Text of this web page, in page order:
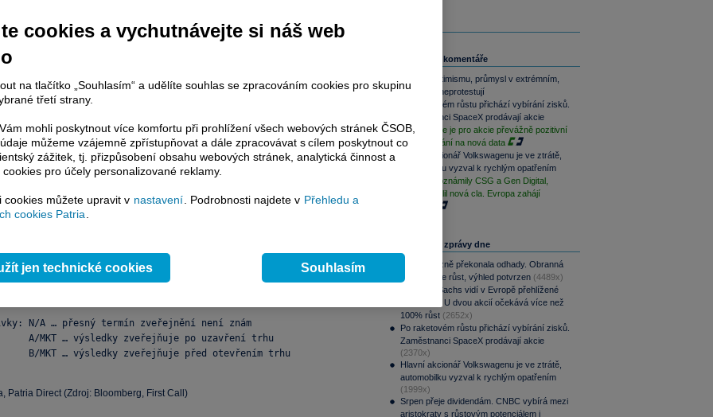
Z hlediska pohybu kurzu akcie je důležité porovnání skutečně dosaženého
s očekáváním trhu.
SPOLEČNOSTI **  OčEK. EPS V $/AKCII  ZVEŘEJNĚNÍ
CORP		0,097		N/A
- - 		N/A
0,428		N/A
0,277		6:00
0,360		N/A
0,140		N/A
& CO I		0,088		N/A
IN	       -0,050		N/A
0,495		N/A
N/A … přesný termín zveřejnění není znám
A/MKT … výsledky zveřejňuje po uzavření trhu
B/MKT … výsledky zveřejňuje před otevřením trhu
Patria Direct (Zdroj: Bloomberg, First Call)
Související komentáře
Akcie v optimismu, průmysl v extrémním,
dluhopisy neprotestují
Po raketovém růstu přichází vybírání zisků.
Zaměstnanci SpaceX prodávají akcie
Závěr týdne je pro akcie převážně pozitivní
při vyčkávání na nová data
Hlavní akcionář Volkswagenu je ve ztrátě,
automobilku vyzval k rychlým opatřením
Výsledky oznámily CSG a Gen Digital,
Trump uvalil nová cla. Evropa zahájí
Nejčtenější zprávy dne
CSG výrazně překonala odhady. Obranná
divize táhne růst, výhled potvrzen (4489x)
Goldman Sachs vidí v Evropě přehlížené
příležitosti. U dvou akcií očekává více než
100% růst (2652x)
Po raketovém růstu přichází vybírání zisků.
Zaměstnanci SpaceX prodávají akcie
(2370x)
Hlavní akcionář Volkswagenu je ve ztrátě,
automobilku vyzval k rychlým opatřením
(1999x)
Srpen přeje dividendám. CNBC vybírá mezi
aristokraty s růstovým potenciálem i
cookies a vychutnávejte si náš web
na tlačítko „Souhlasím“ a udělíte souhlas se zpracováním cookies pro skupinu
třetí strany.
mohli poskytnout více komfortu při prohlížení všech webových stránek ČSOB,
můžeme vzájemně zpřístupňovat a dále zpracovávat s cílem poskytnout co
zážitek, tj. přizpůsobení obsahu webových stránek, analytická činnost a
pro účely personalizované reklamy.
cookies můžete upravit v nastavení. Podrobnosti najdete v Přehledu a
cookies Patria.
jen technické cookies Souhlasím